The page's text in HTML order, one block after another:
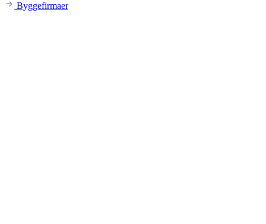
Byggefirmaer